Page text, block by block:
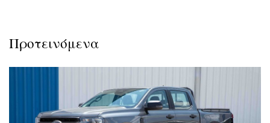
Προτεινόμενα